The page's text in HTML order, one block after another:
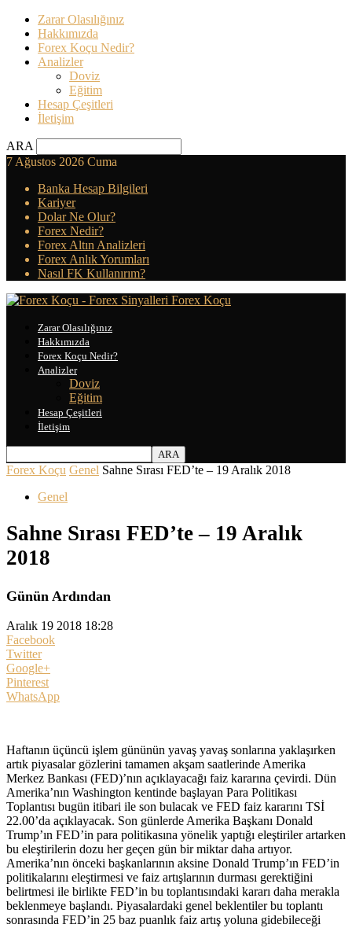
Zarar Olasılığınız
Hakkımızda
Forex Koçu Nedir?
Analizler
Doviz
Eğitim
Hesap Çeşitleri
İletişim
ARA
7 Ağustos 2026 Cuma
Banka Hesap Bilgileri
Kariyer
Dolar Ne Olur?
Forex Nedir?
Forex Altın Analizleri
Forex Anlık Yorumları
Nasıl FK Kullanırım?
Forex Koçu
Zarar Olasılığınız
Hakkımızda
Forex Koçu Nedir?
Analizler
Doviz
Eğitim
Hesap Çeşitleri
İletişim
Forex Koçu Genel Sahne Sırası FED’te – 19 Aralık 2018
Genel
Sahne Sırası FED’te – 19 Aralık
2018
Günün Ardından
Aralık 19 2018 18:28
Facebook
Twitter
Google+
Pinterest
WhatsApp
Haftanın üçüncü işlem gününün yavaş yavaş sonlarına yaklaşırken
artık piyasalar gözlerini tamamen akşam saatlerinde Amerika
Merkez Bankası (FED)’nın açıklayacağı faiz kararına çevirdi. Dün
Amerika’nın Washington kentinde başlayan Para Politikası
Toplantısı bugün itibari ile son bulacak ve FED faiz kararını TSİ
22.00’da açıklayacak. Son günlerde Amerika Başkanı Donald
Trump’ın FED’in para politikasına yönelik yaptığı eleştiriler artarken
bu eleştirilerin dozu her geçen gün bir miktar daha artıyor.
Amerika’nın önceki başkanlarının aksine Donald Trump’ın FED’in
politikalarını eleştirmesi ve faiz artışlarının durması gerektiğini
belirtmesi ile birlikte FED’in bu toplantısındaki kararı daha merakla
beklenmeye başlandı. Piyasalardaki genel beklentiler bu toplantı
sonrasında FED’in 25 baz puanlık faiz artış yoluna gidebileceği